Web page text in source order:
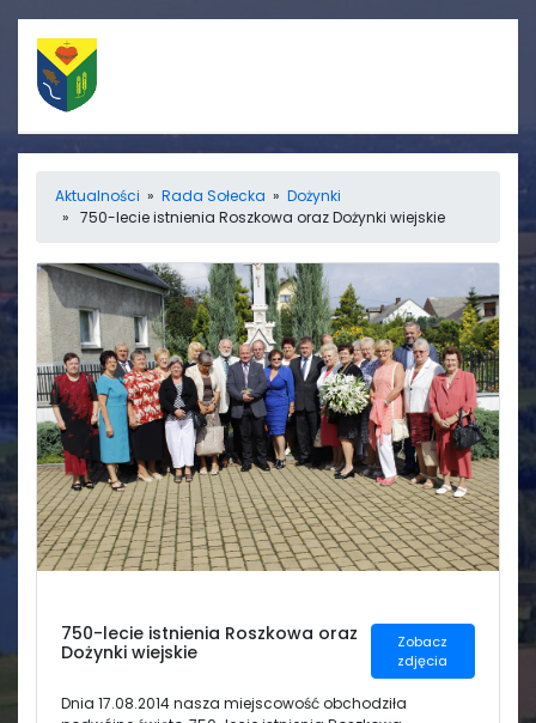
Straż Pożarna
Ośrodek zdrowia
Koło gospodyń
wiejskich
Rada sołecka
Strona główna
Informacje
Aktualności
Galerie
Aktualności » Rada Sołecka » Dożynki
» 750-lecie istnienia Roszkowa oraz Dożynki wiejskie
750-lecie istnienia Roszkowa oraz
Dożynki wiejskie
Zobacz
zdjęcia
Dnia 17.08.2014 nasza miejscowość obchodziła